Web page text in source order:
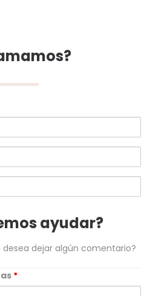
ayudar?
dejar algún comentario?
*